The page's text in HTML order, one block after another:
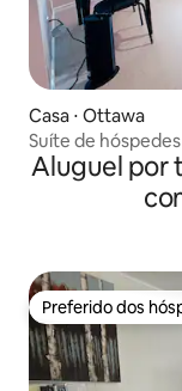
Casa ⋅ Ottawa
Suíte de
banheiro
Aluguel por
Preferido dos
Preferido dos